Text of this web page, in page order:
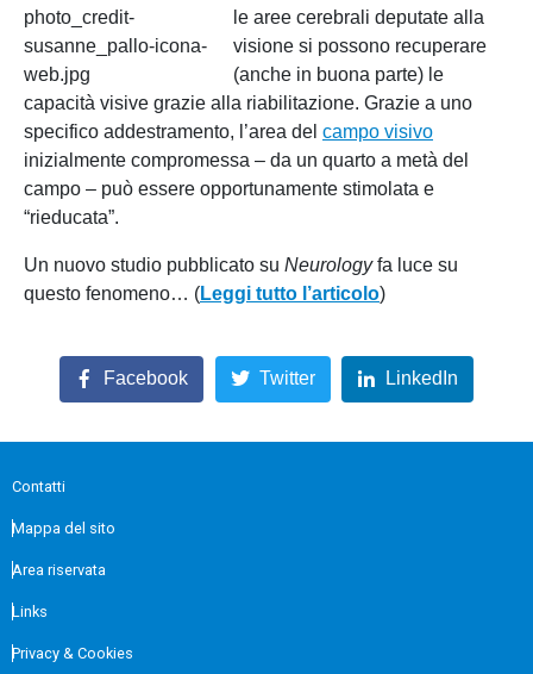
le aree cerebrali deputate alla
visione si possono recuperare
(anche in buona parte) le
capacità visive grazie alla riabilitazione. Grazie a uno
specifico addestramento, l’area del campo visivo
inizialmente compromessa – da un quarto a metà del
campo – può essere opportunamente stimolata e
“rieducata”.
Un nuovo studio pubblicato su Neurologyfa luce su
questo fenomeno… (Leggi tutto l’articolo)
Facebook Twitter LinkedIn
Contatti
Mappa del sito
Area riservata
Links
Privacy & Cookies